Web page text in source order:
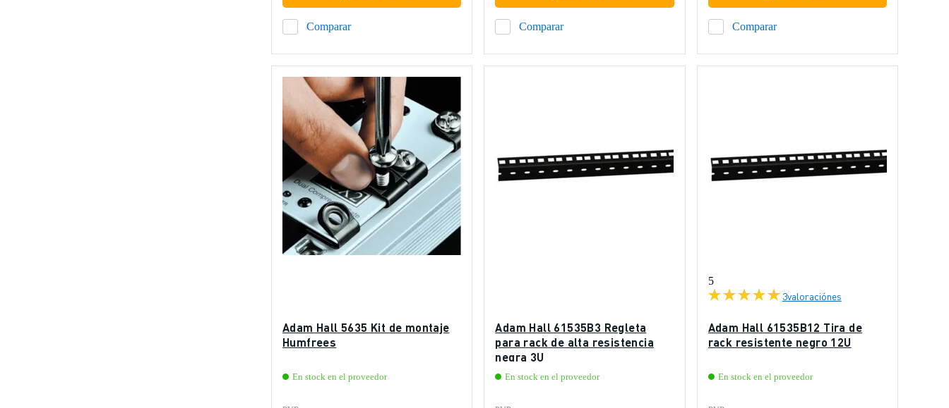
Comparar Comparar Comparar
Adam Hall 5635 Kit de montaje
Humfrees
En stock en el proveedor
Adam Hall 61535B3 Regleta
para rack de alta resistencia
negra 3U
En stock en el proveedor
5
3valoraciónes
Adam Hall 61535B12 Tira de
rack resistente negro 12U
En stock en el proveedor